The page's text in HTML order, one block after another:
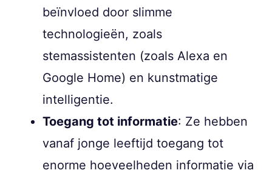
beïnvloed door slimme
technologieën, zoals
stemassistenten (zoals Alexa en
Google Home) en kunstmatige
intelligentie.
Toegang tot informatie: Ze hebben
vanaf jonge leeftijd toegang tot
enorme hoeveelheden informatie via